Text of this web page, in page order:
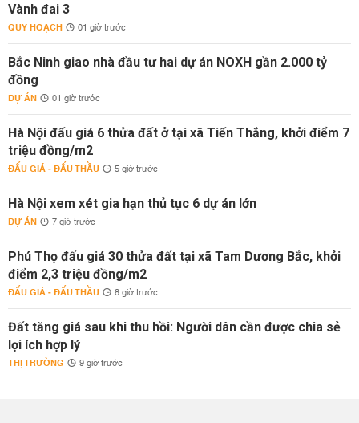
Vành đai 3
QUY HOẠCH 01 giờ trước
Bắc Ninh giao nhà đầu tư hai dự án NOXH gần 2.000 tỷ
đồng
DỰ ÁN 01 giờ trước
Hà Nội đấu giá 6 thửa đất ở tại xã Tiến Thắng, khởi điểm 7
triệu đồng/m2
ĐẤU GIÁ - ĐẤU THẦU 5 giờ trước
Hà Nội xem xét gia hạn thủ tục 6 dự án lớn
DỰ ÁN 7 giờ trước
Phú Thọ đấu giá 30 thửa đất tại xã Tam Dương Bắc, khởi
điểm 2,3 triệu đồng/m2
ĐẤU GIÁ - ĐẤU THẦU 8 giờ trước
Đất tăng giá sau khi thu hồi: Người dân cần được chia sẻ
lợi ích hợp lý
THỊ TRƯỜNG 9 giờ trước